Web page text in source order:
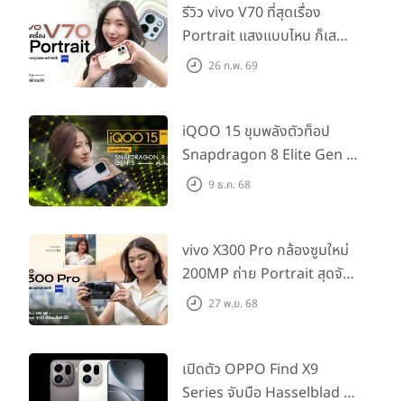
รีวิว vivo V70 ที่สุดเรื่อง
Portrait แสงแบบไหน ก็เส
กช็อตให้สวยได้!
26 ก.พ. 69
iQOO 15 ขุมพลังตัวท็อป
Snapdragon 8 Elite Gen 5
เล่นลื่นทุกเกม!
9 ธ.ค. 68
vivo X300 Pro กล้องซูมใหม่
200MP ถ่าย Portrait สุดจัด
ต่อเลนส์เสริมได้!
27 พ.ย. 68
เปิดตัว OPPO Find X9
Series จับมือ Hasselblad อัป